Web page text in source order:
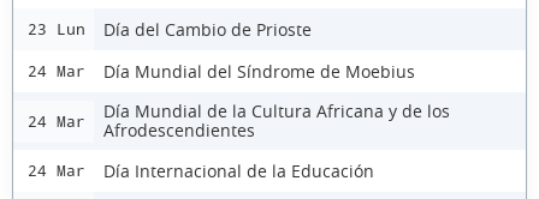
23 Lun Día del Cambio de Prioste
24 Mar Día Mundial del Síndrome de Moebius
24 Mar
Día Mundial de la Cultura Africana y de los
Afrodescendientes
24 Mar Día Internacional de la Educación